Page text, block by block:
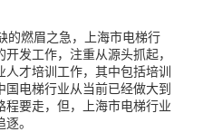
燃眉之急，上海市电梯行
发工作，注重从源头抓起，
人才培训工作，其中包括培训
电梯行业从当前已经做大到
要走，但，上海市电梯行业
。